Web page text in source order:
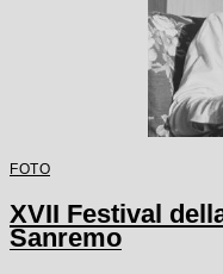
FOTO
XVII Festival
Sanremo